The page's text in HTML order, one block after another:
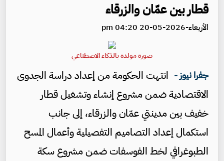
قطار بين عمّان والزرقاء
الأربعاء-2026-05-20 04:20 pm
صورة مولدة بالذكاء الاصطناعي
جفرا نيوز - انتهت الحكومة من إعداد دراسة الجدوى
الاقتصادية ضمن مشروع إنشاء وتشغيل قطار
خفيف بين مدينتي عمّان والزرقاء، إلى جانب
استكمال إعداد التصاميم التفصيلية وأعمال المسح
الطبوغرافي لخط الفوسفات ضمن مشروع سكة